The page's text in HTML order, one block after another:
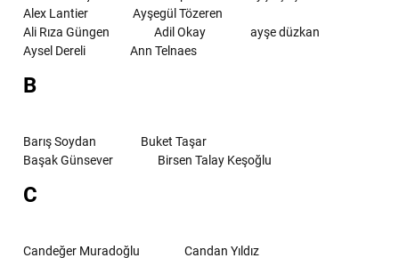
Alex Lantier
Ayşegül Tözeren
Ali Rıza Güngen
Adil Okay
ayşe düzkan
Aysel Dereli
Ann Telnaes
B
Barış Soydan
Buket Taşar
Başak Günsever
Birsen Talay Keşoğlu
C
Candeğer Muradoğlu
Candan Yıldız